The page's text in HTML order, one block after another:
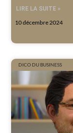
LIRE LA SUITE »
10 décembre 2024
DICO DU BUSINESS